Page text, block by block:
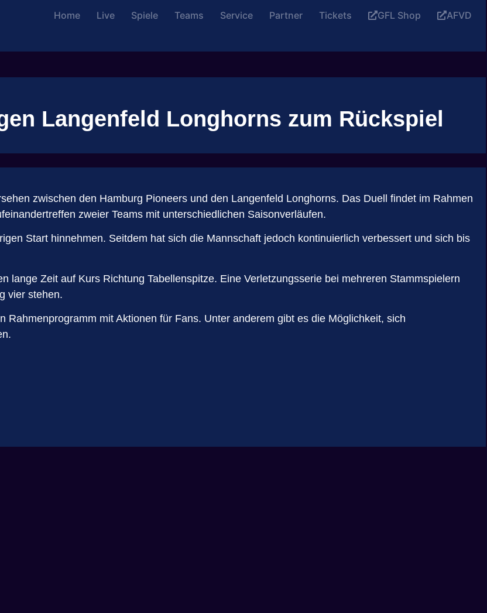
Home Live Spiele Teams Service Partner Tickets GFL Shop AFVD
Langenfeld Longhorns zum Rückspiel
zwischen den Hamburg Pioneers und den Langenfeld Longhorns. Das Duell findet im Rahmen
zweier Teams mit unterschiedlichen Saisonverläufen.
Start hinnehmen. Seitdem hat sich die Mannschaft jedoch kontinuierlich verbessert und sich bis
lange Zeit auf Kurs Richtung Tabellenspitze. Eine Verletzungsserie bei mehreren Stammspielern
vier stehen.
mit Aktionen für Fans. Unter anderem gibt es die Möglichkeit, sich